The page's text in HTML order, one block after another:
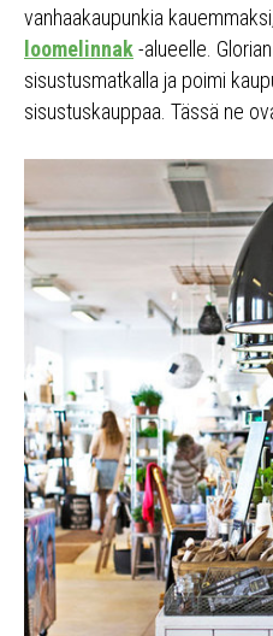
vanhaakaupunkia
loomelinnak-alueelle.
sisustusmatkalla ja poimi
sisustuskauppaa. Tässä ne